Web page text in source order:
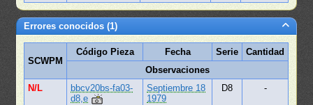
Errores conocidos (1)
SCWPM
Código Pieza Fecha Serie
Cantidad
Observaciones
N/L
bbcv20bs-fa03-
d8,e
Septiembre 18
1979
D8 -